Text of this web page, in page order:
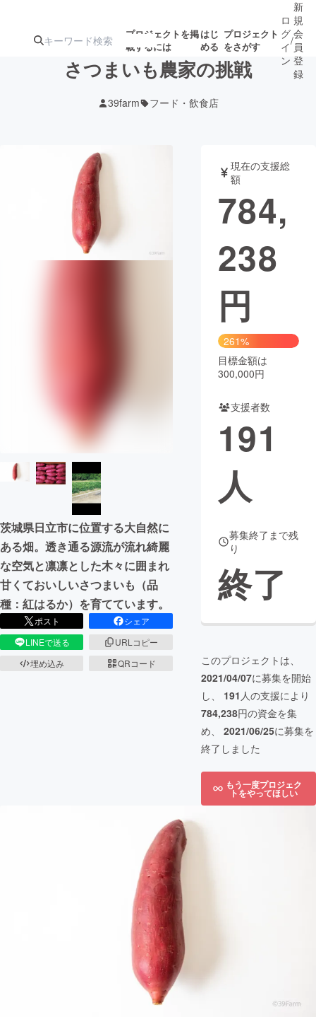
プロジェクトを掲
載するには
はじ
める
プロジェクト
をさがす
アート・写真
テクノロジー・ガジェット ゲーム・
書籍・雑誌
CAMPFIREふるさと納税
コミュニティ
ロ
グ
イ
ン
/
新
規
会
員
登
録
さつまいも農家の挑戦
39farm フード・飲食店
茨城県日立市に位置する大自然に
ある畑。透き通る源流が流れ綺麗
な空気と凛凛とした木々に囲まれ
甘くておいしいさつまいも（品
種：紅はるか）を育てています。
ポスト
シェア
LINEで送る
URLコピー
埋め込み
QRコード
現在の支援総
額
784,
238
円
261%
目標金額は
300,000円
支援者数
191
人
募集終了まで残
り
終了
このプロジェクトは、
2021/04/07に募集を開始
し、 191 人の支援により
784,238円の資金を集
め、 2021/06/25に募集を
終了しました
もう一度プロジェク
トをやってほしい